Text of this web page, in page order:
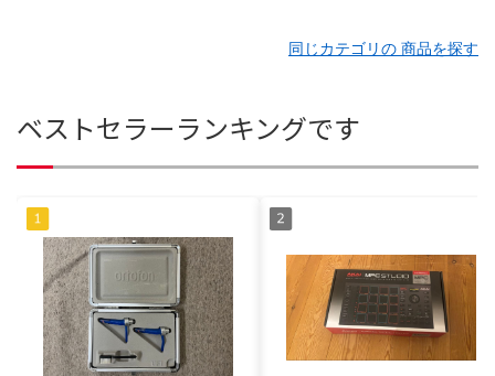
同じカテゴリの 商品を探す
ベストセラーランキングです